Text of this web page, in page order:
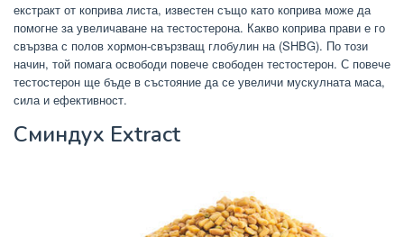
екстракт от коприва листа, известен също като коприва може да
помогне за увеличаване на тестостерона. Какво коприва прави е го
свързва с полов хормон-свързващ глобулин на (SHBG). По този
начин, той помага освободи повече свободен тестостерон. С повече
тестостерон ще бъде в състояние да се увеличи мускулната маса,
сила и ефективност.
Сминдух Extract